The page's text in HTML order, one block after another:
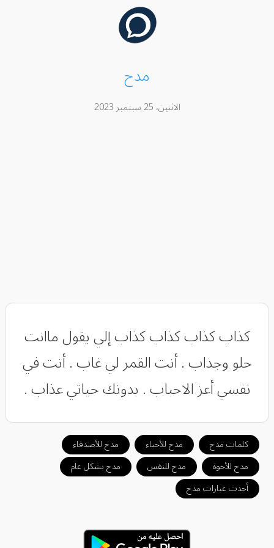
مدح
الاثنين، 25 سبتمبر 2023
كذاب كذاب كذاب كذاب إلي يقول ماانت
حلو وجذاب . أنت القمر لي غاب . أنت في
نفسي أعز الاحباب . بدونك حياتي عذاب .
كلمات مدح مدح للأحباء
مدح للأصدقاء
مدح للأخوة
مدح للنفس
مدح بشكل عام
أحدث عبارات مدح